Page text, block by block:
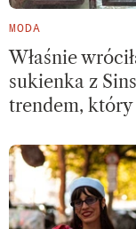
MODA
Właśnie
sukienka z
trendem, który